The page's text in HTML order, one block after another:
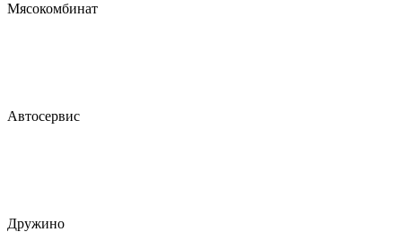
Мясокомбинат
Автосервис
Дружино